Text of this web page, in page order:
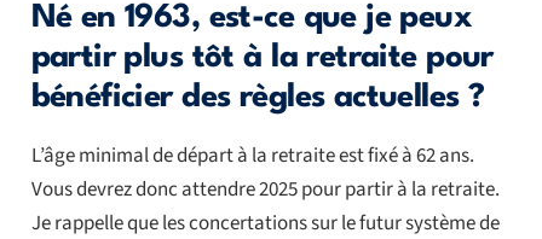
Né en 1963, est-ce que je peux
partir plus tôt à la retraite pour
bénéficier des règles actuelles ?
L’âge minimal de départ à la retraite est fixé à 62 ans.
Vous devrez donc attendre 2025 pour partir à la retraite.
Je rappelle que les concertations sur le futur système de